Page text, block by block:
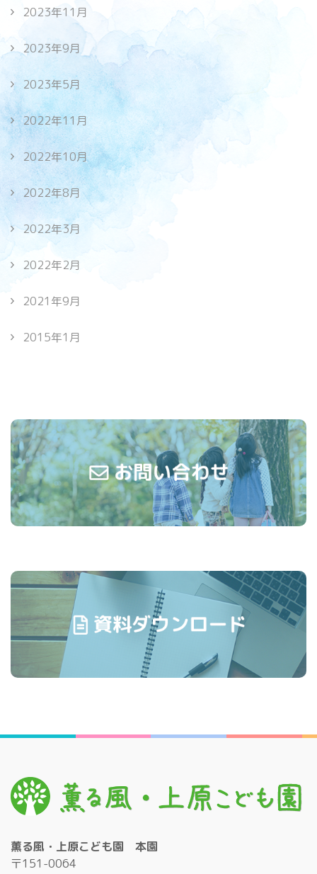
2023年11月
2023年9月
2023年5月
2022年11月
2022年10月
2022年8月
2022年3月
2022年2月
2021年9月
2015年1月
薫る風・上原こども園 本園
〒151-0064